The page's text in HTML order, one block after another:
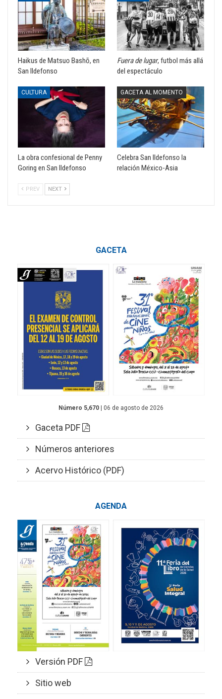
Haikus de Matsuo Bashō, en
San Ildefonso
Fuera de lugar, futbol más allá
del espectáculo
CULTURA
La obra confesional de Penny
Goring en San Ildefonso
GACETA AL MOMENTO
Celebra San Ildefonso la
relación México-Asia
PREV NEXT
GACETA
Número 5,670 | 06 de agosto de 2026
Gaceta PDF
Números anteriores
Acervo Histórico (PDF)
AGENDA
Versión PDF
Sitio web